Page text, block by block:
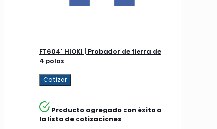
FT6041 HIOKI | Probador de tierra de
4 polos
Cotizar
Producto agregado con éxito a
la lista de cotizaciones